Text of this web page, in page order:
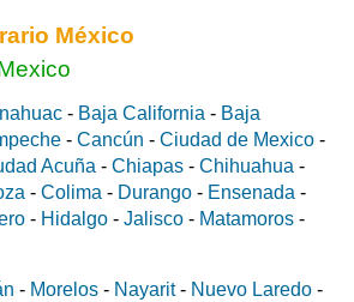
México
- Baja California - Baja
- Cancún - Ciudad de Mexico -
Acuña - Chiapas - Chihuahua -
- Colima - Durango - Ensenada -
- Hidalgo - Jalisco - Matamoros -
- Morelos - Nayarit- Nuevo Laredo -